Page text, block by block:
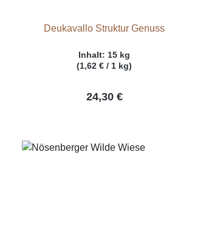
Deukavallo Struktur Genuss
Inhalt:15 kg
(1,62 € / 1 kg)
24,30 €